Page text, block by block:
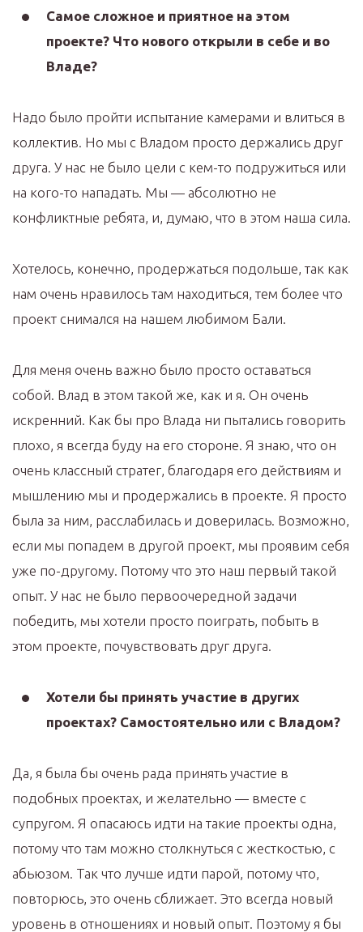
Самое сложное и приятное на этом
проекте? Что нового открыли в себе и во
Владе?
Надо было пройти испытание камерами и влиться в
коллектив. Но мы с Владом просто держались друг
друга. У нас не было цели с кем-то подружиться или
на кого-то нападать. Мы — абсолютно не
конфликтные ребята, и, думаю, что в этом наша сила.
Хотелось, конечно, продержаться подольше, так как
нам очень нравилось там находиться, тем более что
проект снимался на нашем любимом Бали.
Для меня очень важно было просто оставаться
собой. Влад в этом такой же, как и я. Он очень
искренний. Как бы про Влада ни пытались говорить
плохо, я всегда буду на его стороне. Я знаю, что он
очень классный стратег, благодаря его действиям и
мышлению мы и продержались в проекте. Я просто
была за ним, расслабилась и доверилась. Возможно,
если мы попадем в другой проект, мы проявим себя
уже по-другому. Потому что это наш первый такой
опыт. У нас не было первоочередной задачи
победить, мы хотели просто поиграть, побыть в
этом проекте, почувствовать друг друга.
Хотели бы принять участие в других
проектах? Самостоятельно или с Владом?
Да, я была бы очень рада принять участие в
подобных проектах, и желательно — вместе с
супругом. Я опасаюсь идти на такие проекты одна,
потому что там можно столкнуться с жесткостью, с
абьюзом. Так что лучше идти парой, потому что,
повторюсь, это очень сближает. Это всегда новый
уровень в отношениях и новый опыт. Поэтому я бы